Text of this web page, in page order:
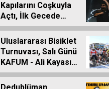
Kapılarını Coşkuyla
Açtı, İlk Gecede
Eypio Rüzgârı Esti
Uluslararası Bisiklet
Turnuvası, Salı Günü
KAFUM - Ali Kayası
Etabıyla Başlıyor